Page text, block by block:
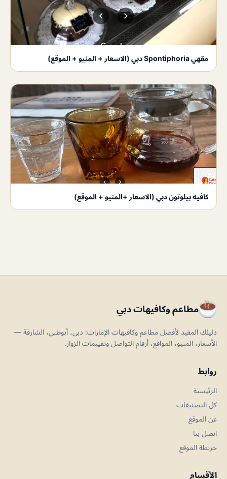
مقهي Spontiphoria دبي (الاسعار + المنيو + الموقع)
كافيه بيلوتون دبي (الاسعار +المنيو + الموقع)
مطاعم وكافيهات دبي
دليلك المفيد لأفضل مطاعم وكافيهات الإمارات: دبي، أبوظبي، الشارقة —
الأسعار، المنيو، المواقع، أرقام التواصل وتقييمات الزوار.
روابط
الرئيسية
كل التصنيفات
عن الموقع
اتصل بنا
خريطة الموقع
الأقسام